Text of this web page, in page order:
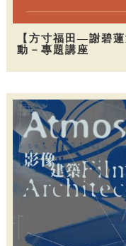
【方寸福田—謝碧
動－專題講座